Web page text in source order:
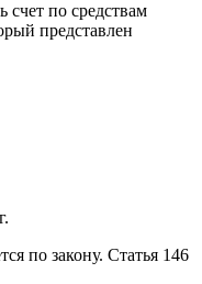
счет по средствам
представлен
по закону. Статья 146